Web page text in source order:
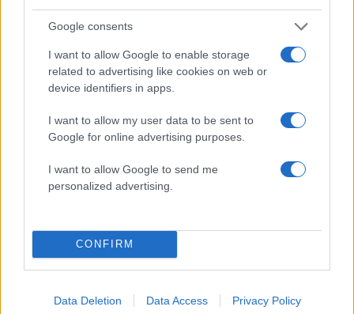
Google consents
I want to allow Google to enable storage
related to advertising like cookies on web or
device identifiers in apps.
I want to allow my user data to be sent to
Google for online advertising purposes.
I want to allow Google to send me
personalized advertising.
CONFIRM
Data Deletion Data Access Privacy Policy
Υποβολή σχολίου
Πολιτική Απορρήτου
&Όροι Χρήσης της Google.
Ποδόσφαιρο
ΑΠΟΒΟΛΗ
ΔΙΑΙΤΗΤΗΣ
ΔΩΝΗΣ
ΠΑΝΑΘΗΝΑΙΚΟΣ
ΠΟΔΟΣΦΑΙΡΟ
Share: